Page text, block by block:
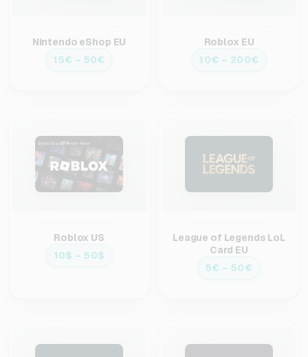
Nintendo eShop EU
15€ – 50€
Roblox EU
10€ – 200€
Roblox US
10$ – 50$
League of Legends LoL
Card EU
5€ – 50€